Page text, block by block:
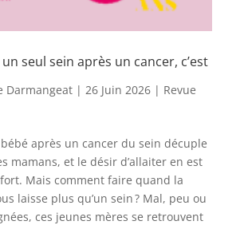
seul sein après un cancer, c’est
Darmangeat| 26 Juin 2026| Revue
bébé après un cancer du sein décuple
mamans, et le désir d’allaiter en est
Mais comment faire quand la
laisse plus qu’un sein ? Mal, peu ou
ces jeunes mères se retrouvent